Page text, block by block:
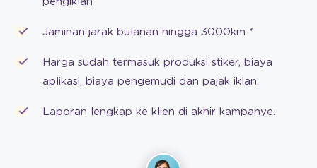
Jaminan jarak bulanan hingga 3000km *
Harga sudah termasuk produksi stiker, biaya
aplikasi, biaya pengemudi dan pajak iklan.
Laporan lengkap ke klien di akhir kampanye.